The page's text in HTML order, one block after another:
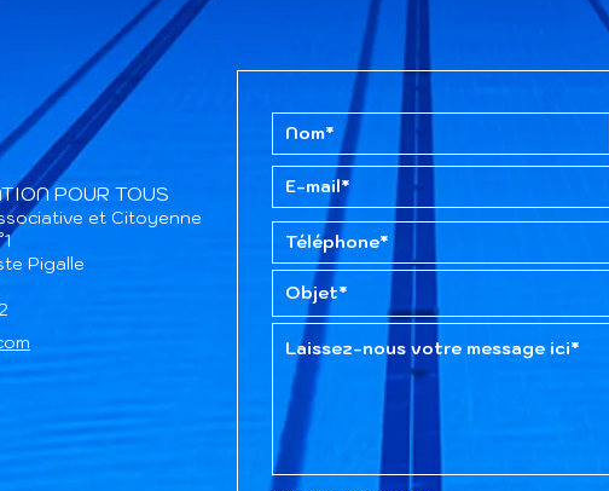
POUR TOUS
et Citoyenne
Pigalle